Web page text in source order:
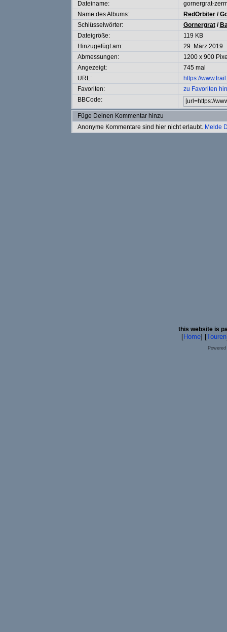
Dateiname:
gornergrat-
Name des Albums:
RedOrbiter/
Schlüsselwörter:
Gornergrat/
Dateigröße:
119 KB
Hinzugefügt am:
29. März 2019
Abmessungen:
1200 x 900
Angezeigt:
745 mal
URL:
https://
Favoriten:
zu Favoriten
BBCode:
Füge Deinen Kommentar hinzu
Anonyme Kommentare sind hier nicht erlaubt. Melde
this website is
[Home] [Touren